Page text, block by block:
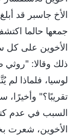
الأخ جاسبر قد
جمعها حالما
الأخوين على كل
ذلك وقالا: "روثي
لوسيا، فلماذا لم
تقريبًا؟"
السبب في عدم
الأخوين، شعرت